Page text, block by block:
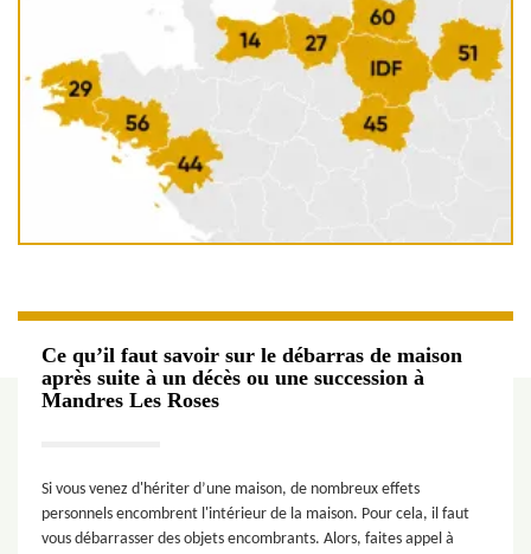
Ce qu’il faut savoir sur le débarras de maison
après suite à un décès ou une succession à
Mandres Les Roses
Si vous venez d'hériter d’une maison, de nombreux effets
personnels encombrent l'intérieur de la maison. Pour cela, il faut
vous débarrasser des objets encombrants. Alors, faites appel à